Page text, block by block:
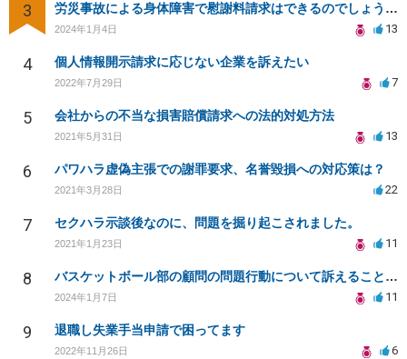
3 労災事故による身体障害で慰謝料請求はできるのでしょうか？
2024年1月4日 13
4 個人情報開示請求に応じない企業を訴えたい
2022年7月29日 7
5 会社からの不当な損害賠償請求への法的対処方法
2021年5月31日 13
6 パワハラ虚偽主張での謝罪要求、名誉毀損への対応策は？
2021年3月28日 22
7 セクハラ示談後なのに、問題を掘り起こされました。
2021年1月23日 11
8 バスケットボール部の顧問の問題行動について訴えることは可能でしょうか？
2024年1月7日 11
9 退職し失業手当申請で困ってます
2022年11月26日 6